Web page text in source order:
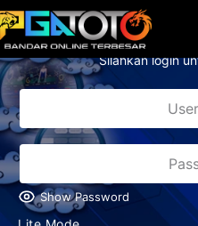
TERBESAR DAN RESMI
Silahkan login
Show Password